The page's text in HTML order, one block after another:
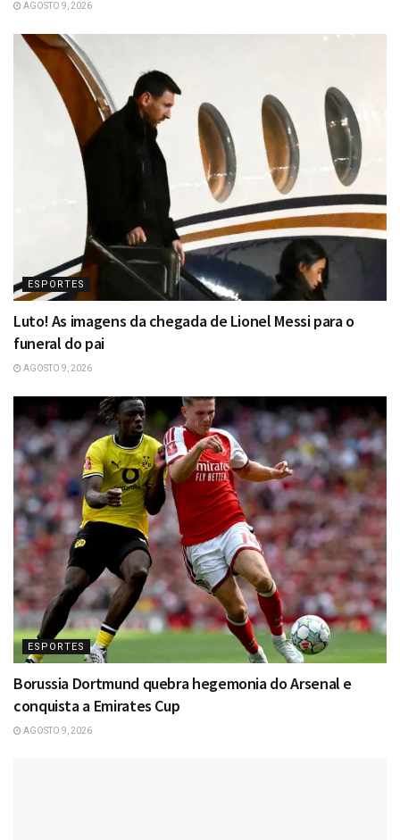
AGOSTO 9, 2026
ESPORTES
Luto! As imagens da chegada de Lionel Messi para o
funeral do pai
AGOSTO 9, 2026
ESPORTES
Borussia Dortmund quebra hegemonia do Arsenal e
conquista a Emirates Cup
AGOSTO 9, 2026